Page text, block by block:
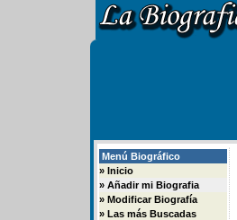
Menú Biográfico
» Inicio
» Añadir mi Biografia
» Modificar Biografía
» Las más Buscadas